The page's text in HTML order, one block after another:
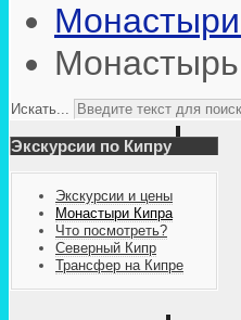
Искать...
Экскурсии по Кипру
Экскурсии и цены
Монастыри Кипра
Что посмотреть?
Северный Кипр
Трансфер на Кипре